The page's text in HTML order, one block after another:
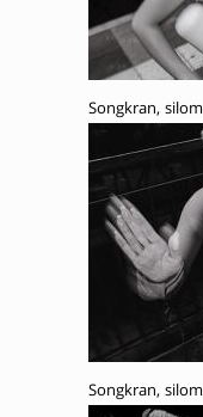
Songkran, silom
Songkran, silom